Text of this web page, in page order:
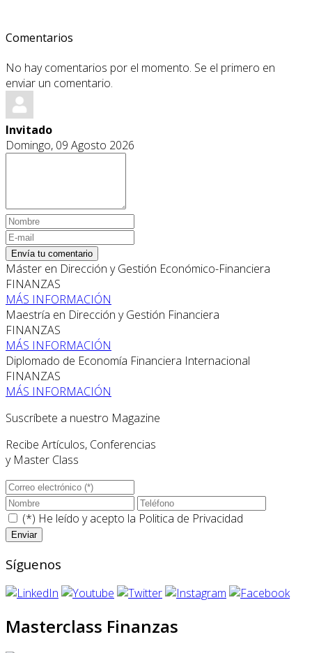
Comentarios
No hay comentarios por el momento. Se el primero en
enviar un comentario.
Invitado
Domingo, 09 Agosto 2026
Envía tu comentario
Máster en Dirección y Gestión Económico-Financiera
FINANZAS
MÁS INFORMACIÓN
Maestría en Dirección y Gestión Financiera
FINANZAS
MÁS INFORMACIÓN
Diplomado de Economía Financiera Internacional
FINANZAS
MÁS INFORMACIÓN
Suscríbete a nuestro Magazine
Recibe Artículos, Conferencias
y Master Class
(*) He leído y acepto la Politica de Privacidad
Síguenos
Masterclass Finanzas